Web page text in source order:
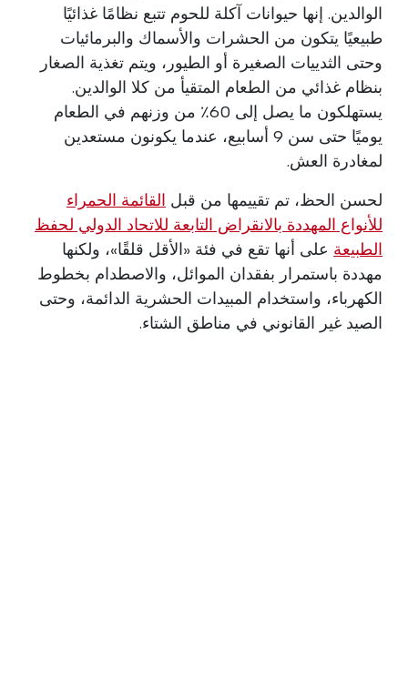
الوالدين. إنها حيوانات آكلة للحوم تتبع نظامًا غذائيًا
طبيعيًا يتكون من الحشرات والأسماك والبرمائيات
وحتى الثدييات الصغيرة أو الطيور، ويتم تغذية الصغار
بنظام غذائي من الطعام المتقيأ من كلا الوالدين.
يستهلكون ما يصل إلى 60٪ من وزنهم في الطعام
يوميًا حتى سن 9 أسابيع، عندما يكونون مستعدين
لمغادرة العش.
لحسن الحظ، تم تقييمها من قبل القائمة الحمراء
للأنواع المهددة بالانقراض التابعة للاتحاد الدولي لحفظ
الطبيعة على أنها تقع في فئة «الأقل قلقًا»، ولكنها
مهددة باستمرار بفقدان الموائل، والاصطدام بخطوط
الكهرباء، واستخدام المبيدات الحشرية الدائمة، وحتى
الصيد غير القانوني في مناطق الشتاء.